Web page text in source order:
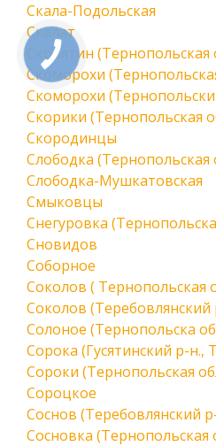
Скала-Подольская
Скалат
Сковятин (Тернопольская
Скоморохи
Скоморохи
Скорики (Тернопольская
Скородинцы
Слободка (Тернопольская
Слободка-Мушкатовская
Смыковцы
Снегуровка
Сновидов
Соборное
Соколов ( Тернопольская
Соколов (Теребовлянский
Солоное (Тернопольска
Сорока (Гусятинский р-н.,
Сороки (Тернопольская
Сороцкое
Соснов (Теребовлянский
Сосновка (Тернопольская